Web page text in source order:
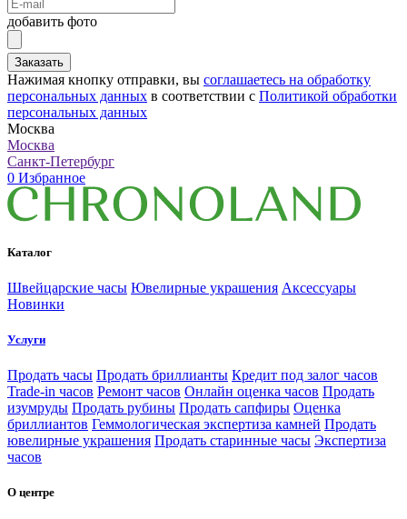
добавить фото
Заказать
Нажимая кнопку отправки, вы соглашаетесь на обработку
персональных данных в соответствии с Политикой обработки
персональных данных
Москва
Москва
Санкт-Петербург
0 Избранное
Каталог
Швейцарские часы Ювелирные украшения Аксессуары
Новинки
Услуги
Продать часы Продать бриллианты Кредит под залог часов
Trade-in часов Ремонт часов Онлайн оценка часов Продать
изумруды Продать рубины Продать сапфиры Оценка
бриллиантов Геммологическая экспертиза камней Продать
ювелирные украшения Продать старинные часы Экспертиза
часов
О центре